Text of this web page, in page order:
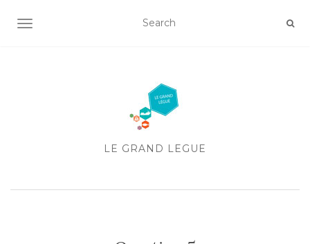
AFFICHER/MASQUER LA NAVIGATION
LE GRAND LEGUE